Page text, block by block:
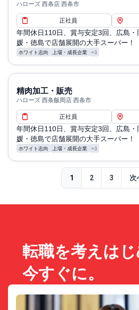
ハローズ 西条店 西条市
正社員
年間休日110日、賞与安定3回、広島
媛・徳島で店舗展開の大手スーパー！
ホワイト志向 上場・成長企業 +3
精肉加工・販売
ハローズ 西条飯岡店 西条市
正社員
年間休日110日、賞与安定3回、広島
媛・徳島で店舗展開の大手スーパー！
ホワイト志向 上場・成長企業 +3
1 2 3 次
転職を考えはじ
今すぐに。